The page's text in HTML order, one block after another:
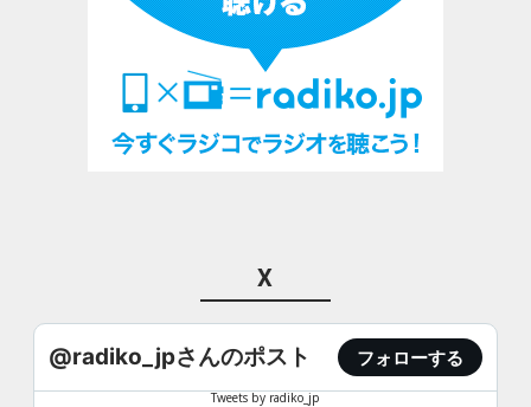
X
@radiko_jpさんのポスト フォローする
Tweets by radiko_jp